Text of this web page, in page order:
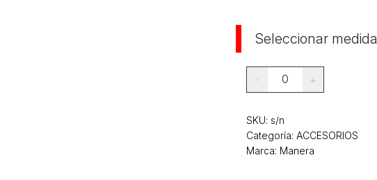
Seleccionar medida
- 0 +
SKU: s/n
Categoría: ACCESORIOS
Marca: Manera